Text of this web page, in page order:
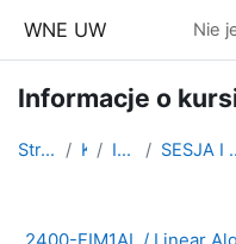
WNE UW Nie
Informacje o
Strona główna Kursy INNE KURSY SESJA I
2400-FIM1AL / Linear